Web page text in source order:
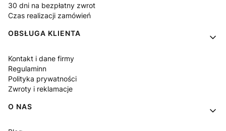
30 dni na bezpłatny zwrot
Czas realizacji zamówień
OBSŁUGA KLIENTA
Kontakt i dane firmy
Regulaminn
Polityka prywatności
Zwroty i reklamacje
O NAS